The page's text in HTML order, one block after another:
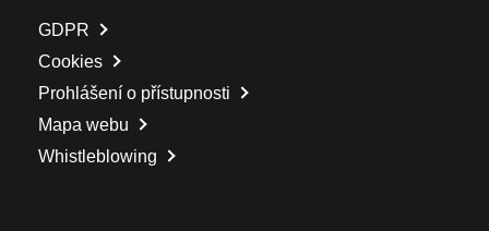
GDPR
Cookies
Prohlášení o přístupnosti
Mapa webu
Whistleblowing